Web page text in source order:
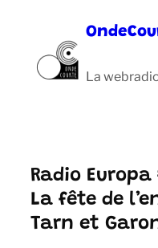
contenu
La
Radio Europa
La fête de
Tarn et